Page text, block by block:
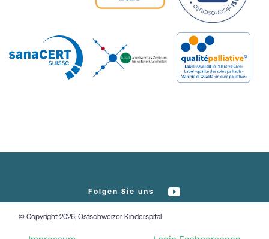
Folgen Sie uns
© Copyright 2026, Ostschweizer Kinderspital